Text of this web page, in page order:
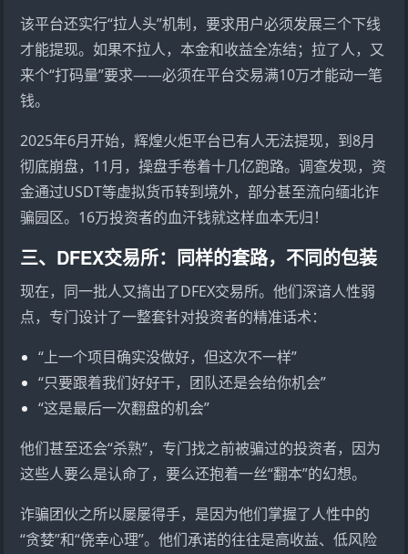
该平台还实行“拉人头”机制，要求用户必须发展三个下线
才能提现。如果不拉人，本金和收益全冻结；拉了人，又
来个“打码量”要求——必须在平台交易满10万才能动一笔
钱。
2025年6月开始，辉煌火炬平台已有人无法提现，到8月
彻底崩盘，11月，操盘手卷着十几亿跑路。调查发现，资
金通过USDT等虚拟货币转到境外，部分甚至流向缅北诈
骗园区。16万投资者的血汗钱就这样血本无归！
三、DFEX交易所：同样的套路，不同的包装
现在，同一批人又搞出了DFEX交易所。他们深谙人性弱
点，专门设计了一整套针对投资者的精准话术：
“上一个项目确实没做好，但这次不一样”
“只要跟着我们好好干，团队还是会给你机会”
“这是最后一次翻盘的机会”
他们甚至还会“杀熟”，专门找之前被骗过的投资者，因为
这些人要么是认命了，要么还抱着一丝“翻本”的幻想。
诈骗团伙之所以屡屡得手，是因为他们掌握了人性中的
“贪婪”和“侥幸心理”。他们承诺的往往是高收益、低风险